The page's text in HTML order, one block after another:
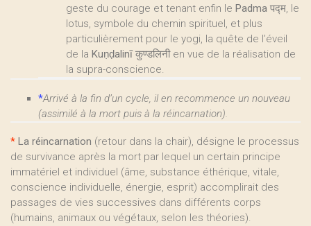
geste du courage et tenant enfin le Padma पद्म, le
lotus, symbole du chemin spirituel, et plus
particulièrement pour le yogi, la quête de l’éveil
de la Kuṇḍalinīकुण्डलिनी en vue de la réalisation de
la supra-conscience.
*Arrivé à la fin d’un cycle, il en recommence un nouveau
(assimilé à la mort puis à la réincarnation).
* La réincarnation (retour dans la chair), désigne le processus
de survivance après la mort par lequel un certain principe
immatériel et individuel (âme, substance éthérique, vitale,
conscience individuelle, énergie, esprit) accomplirait des
passages de vies successives dans différents corps
(humains, animaux ou végétaux, selon les théories).